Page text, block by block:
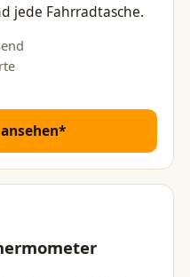
jede Fahrradtasche.